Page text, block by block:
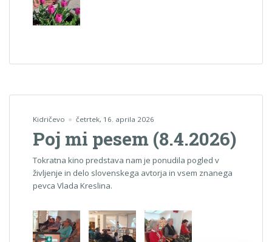
Kidričevo četrtek, 16. aprila 2026
Poj mi pesem (8.4.2026)
Tokratna kino predstava nam je ponudila pogled v
življenje in delo slovenskega avtorja in vsem znanega
pevca Vlada Kreslina.